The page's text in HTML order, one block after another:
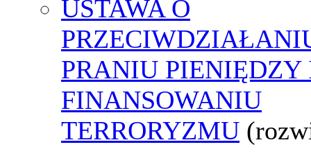
USTAWA O
PRANIU PIENIĘDZY
FINANSOWANIU
TERRORYZMU